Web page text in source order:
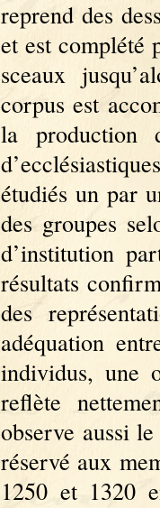
reprend des
et est complété
sceaux
corpus est
la production
étudiés un par
des groupes
d’institution
résultats
des
adéquation
individus, une
reflète
observe aussi
réservé aux
1250 et 1320